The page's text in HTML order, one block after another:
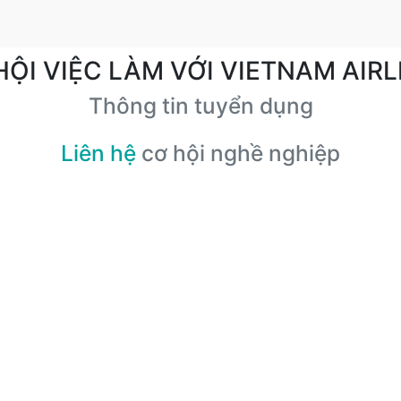
VIỆC LÀM VỚI VIETNAM
Thông tin tuyển dụng
Liên hệ cơ hội nghề nghiệp